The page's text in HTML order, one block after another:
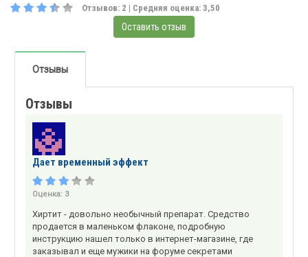
Отзывов: 2 | Средняя оценка: 3,50
Оставить отзыв
Отзывы
Отзывы
Дает временный эффект
Оценка: 3
Хиртит - довольно необычный препарат. Средство
продается в маленьком флаконе, подробную
инструкцию нашел только в интернет-магазине, где
заказывал и еще мужики на форуме секретами